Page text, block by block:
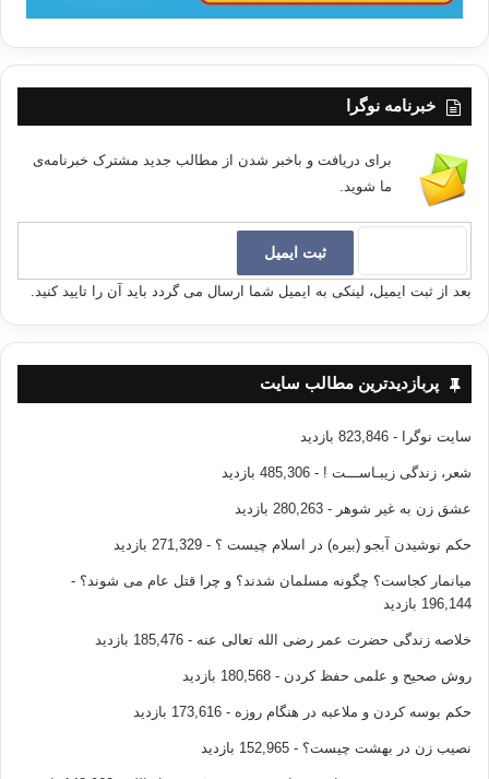
خبرنامه نوگرا
برای دریافت و باخبر شدن از مطالب جدید مشترک خبرنامه‌ی
ما شوید.
بعد از ثبت ایمیل، لینکی به ایمیل شما ارسال می گردد باید آن را تایید کنید.
پربازدیدترین مطالب سایت
سایت نوگرا - 823,846 بازدید
شعر، زندگی زیبـاســـت ! - 485,306 بازدید
عشق زن به غیر شوهر - 280,263 بازدید
حکم نوشیدن آبجو (بیره) در اسلام چیست ؟ - 271,329 بازدید
میانمار کجاست؟ چگونه مسلمان شدند؟ و چرا قتل عام می شوند؟ -
196,144 بازدید
خلاصه زندگی حضرت عمر رضی الله تعالی عنه - 185,476 بازدید
روش صحیح و علمی حفظ کردن - 180,568 بازدید
حکم بوسه کردن و ملاعبه در هنگام روزه - 173,616 بازدید
نصیب زن در بهشت چیست؟ - 152,965 بازدید